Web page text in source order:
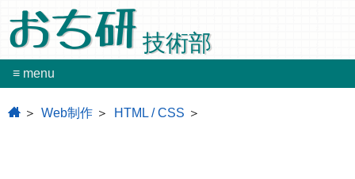
おち研
技術部
≡ menu
home Web制作 HTML / CSS